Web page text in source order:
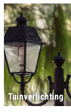
Tuinverlichting